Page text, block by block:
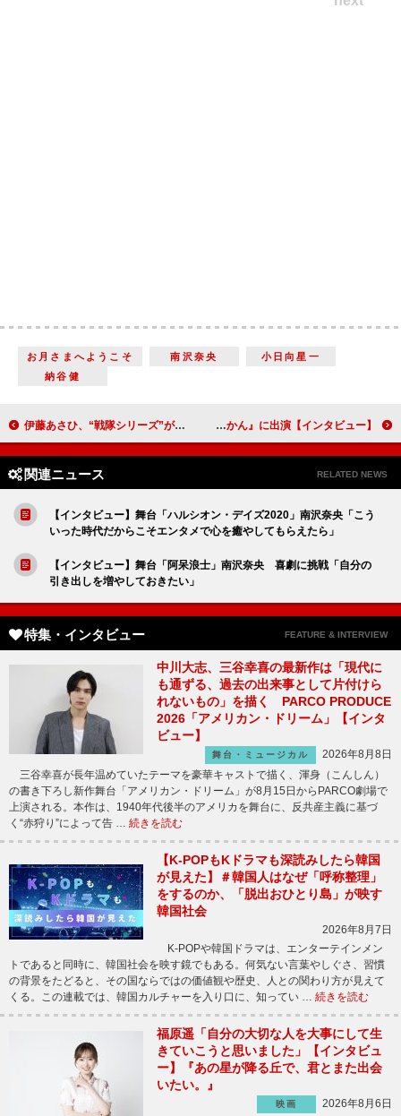
お月さまへようこそ 南沢奈央
小日向星一
納谷健
伊藤あさひ、“戦隊シリーズ”が俳優人生の転機に 「自信にもなりました」【インタビュー】 話題作への出演が続く城桧吏「自分の中の新しい一面を見つけられるのが楽しい」 映画『ゴーストブック おばけずかん』に出演【インタビュー】
関連ニュース RELATED NEWS
【インタビュー】舞台「ハルシオン・デイズ2020」南沢奈央「こう
いった時代だからこそエンタメで心を癒やしてもらえたら」
【インタビュー】舞台「阿呆浪士」南沢奈央 喜劇に挑戦「自分の
引き出しを増やしておきたい」
特集・インタビュー FEATURE & INTERVIEW
中川大志、三谷幸喜の最新作は「現代に
も通ずる、過去の出来事として片付けら
れないもの」を描く PARCO PRODUCE
2026「アメリカン・ドリーム」【インタ
ビュー】
舞台・ミュージカル
2026年8月8日
三谷幸喜が長年温めていたテーマを豪華キャストで描く、渾身（こんしん）
の書き下ろし新作舞台「アメリカン・ドリーム」が8月15日からPARCO劇場で
上演される。本作は、1940年代後半のアメリカを舞台に、反共産主義に基づ
く“赤狩り”によって告 … 続きを読む
【K-POPもKドラマも深読みしたら韓国
が見えた】＃韓国人はなぜ「呼称整理」
をするのか、「脱出おひとり島」が映す
韓国社会
2026年8月7日
K-POPや韓国ドラマは、エンターテインメン
トであると同時に、韓国社会を映す鏡でもある。何気ない言葉やしぐさ、習慣
の背景をたどると、その国ならではの価値観や歴史、人との関わり方が見えて
くる。この連載では、韓国カルチャーを入り口に、知ってい … 続きを読む
福原遥「自分の大切な人を大事にして生
きていこうと思いました」【インタビュ
ー】『あの星が降る丘で、君とまた出会
いたい。』
映画
2026年8月6日